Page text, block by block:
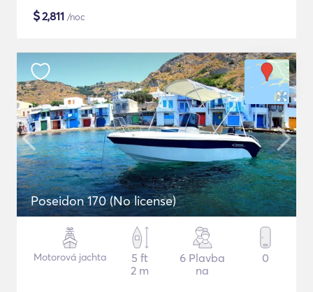
$2,811 /noc
Poseidon 170 (No license)
Motorová jachta
5 ft
2 m
6 Plavba
na
0